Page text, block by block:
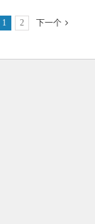
1 2 下一个